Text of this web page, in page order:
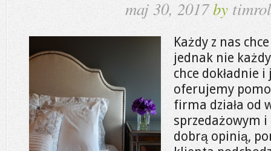
maj 30, 2017by
Każdy z nas
jednak nie
chce dokładnie
oferujemy
firma działa od
sprzedażowym i
dobrą opinią,